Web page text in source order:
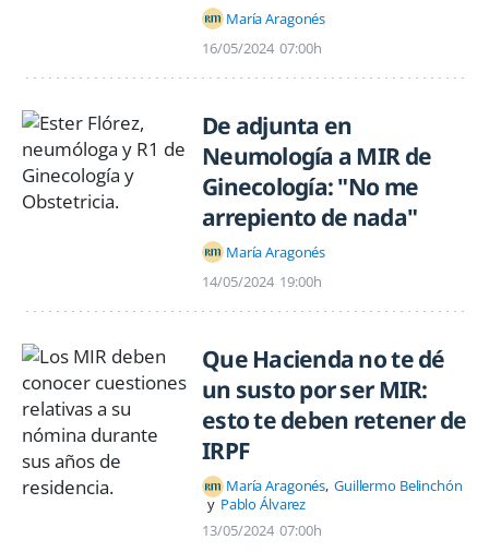
María Aragonés
16/05/2024 07:00h
De adjunta en
Neumología a MIR de
Ginecología: "No me
arrepiento de nada"
María Aragonés
14/05/2024 19:00h
Que Hacienda no te dé
un susto por ser MIR:
esto te deben retener de
IRPF
María Aragonés Guillermo Belinchón
Pablo Álvarez
13/05/2024 07:00h